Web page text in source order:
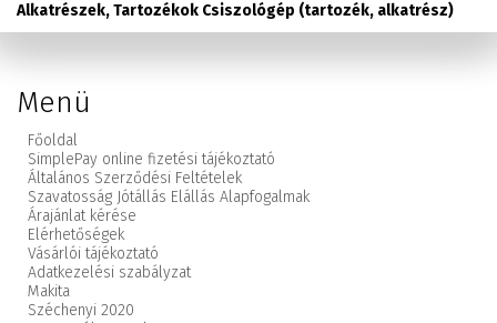
Alkatrészek, Tartozékok Csiszológép (tartozék, alkatrész)
Menü
Főoldal
SimplePay online fizetési tájékoztató
Általános Szerződési Feltételek
Szavatosság Jótállás Elállás Alapfogalmak
Árajánlat kérése
Elérhetőségek
Vásárlói tájékoztató
Adatkezelési szabályzat
Makita
Széchenyi 2020